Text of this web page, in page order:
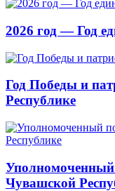
2026 год — Год
Год Победы и
Республике
Уполномоченный
Чувашской